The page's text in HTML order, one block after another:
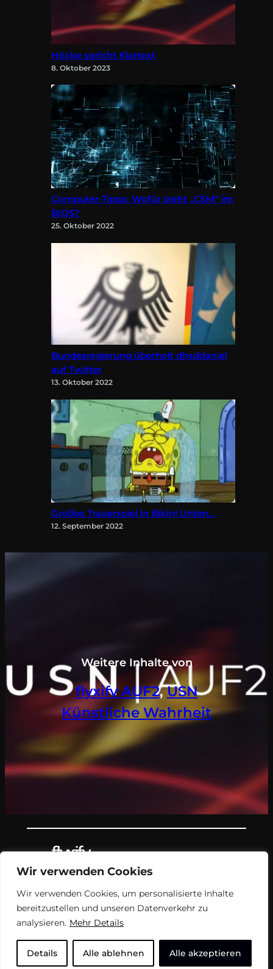
Wir verwenden Cookies
Wir verwenden Cookies, um personalisierte Inhalte
bereitzustellen und unseren Datenverkehr zu
analysieren. Mehr Details
Details Alle ablehnen Alle akzeptieren
Höcke spricht Klartext
8. Oktober 2023
Computer-Tipps: Wofür steht „CSM“ im
BIOS?
25. Oktober 2022
Bundesregierung überholt dhsddaniel
auf Twitter
13. Oktober 2022
Großes Trauerspiel in Bikini Unten…
12. September 2022
Weitere Inhalte von
flyxify AUF2, USN
Künstliche Wahrheit
Teil des Nachrichtenangebots von
flyxify.
FAQ
Unterstützen
Impressum
Soziale Medien
USN
flyxify AUF2